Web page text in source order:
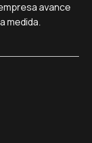
avance
medida.